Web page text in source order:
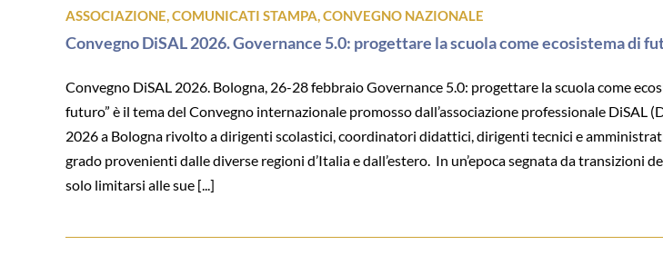
ASSOCIAZIONE,COMUNICATI STAMPA,CONVEGNO NAZIONALE
Convegno DiSAL 2026. Governance 5.0: progettare la scuola come ecosistema di
Convegno DiSAL 2026. Bologna, 26-28 febbraio Governance 5.0: progettare la scuola come
futuro” è il tema del Convegno internazionale promosso dall’associazione professionale
2026 a Bologna rivolto a dirigenti scolastici, coordinatori didattici, dirigenti tecnici e
grado provenienti dalle diverse regioni d’Italia e dall’estero. In un’epoca segnata da transizioni
solo limitarsi alle sue [...]